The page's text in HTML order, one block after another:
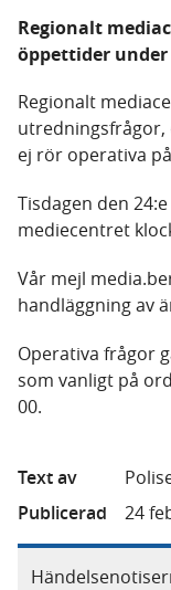
Regionalt
öppettider under
Regionalt
utredningsfrågor,
ej rör operativa
Tisdagen den
mediecentret
Vår mejl
handläggning av
Operativa frågor
som vanligt på
00.
Text av
Publicerad
24